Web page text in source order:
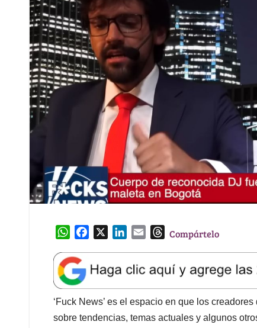
W
a
t
s
A
p
e
b
o
o
k
e
d
I
l
T
e
a
d
s
Compártelo
‘Fuck News’ es el espacio en que los
sobre tendencias, temas actuales y algunos